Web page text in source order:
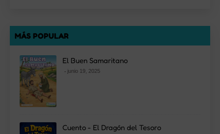
MÁS POPULAR
El Buen Samaritano
junio 19, 2025
Cuento - El Dragón del Tesoro